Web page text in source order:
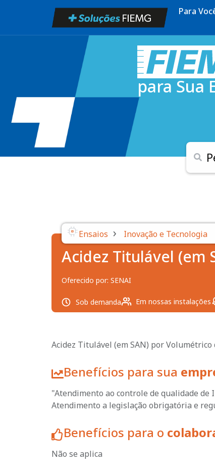
Para
para Sua
Ensaios › Inovação e Tecnologia
Acidez Titulável (em
Oferecido por: SENAI
Sob demanda Em nossas instalações
Acidez Titulável (em SAN) por
Benefícios para sua
"Atendimento ao controle de qualidade
Atendimento a legislação obrigatória e
Benefícios para o
Não se aplica